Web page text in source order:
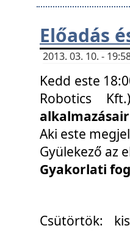
Előadás
2013. 03. 10. -
Kedd este
Robotics
Aki este
Gyülekező az
Gyakorlati
Csütörtök: